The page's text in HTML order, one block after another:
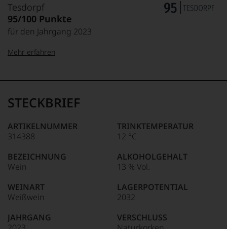
Tesdorpf
95/100 Punkte
für den Jahrgang 2023
95–98 Punkte:
90–94 Punkte:
Name
Tesdorpf
für
»Fine
für
die
edlen
Weine
der
Welt,
kaum
Mehr erfahren
STECKBRIEF
ARTIKELNUMMER
314388
BEZEICHNUNG
Wein
WEINART
Weißwein
JAHRGANG
TRINKTEMPERATUR
12 °C
ALKOHOLGEHALT
13 % Vol.
LAGERPOTENTIAL
2032
VERSCHLUSS